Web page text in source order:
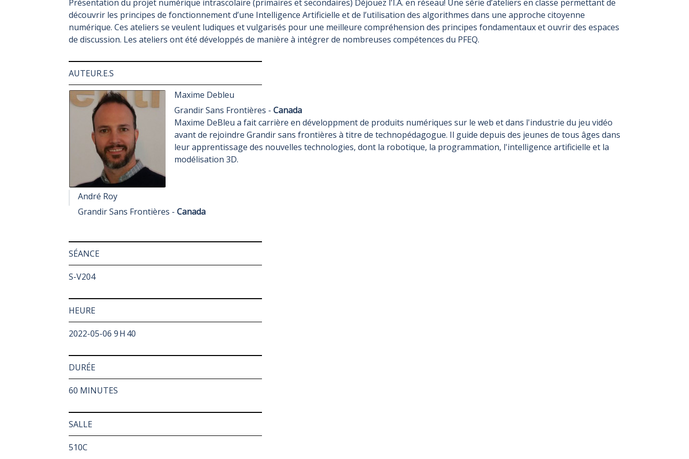
Présentation du projet numérique intrascolaire (primaires et secondaires) Déjouez l'I.A. en réseau! Une série d’ateliers en classe permettant de
découvrir les principes de fonctionnement d’une Intelligence Artificielle et de l’utilisation des algorithmes dans une approche citoyenne
numérique. Ces ateliers se veulent ludiques et vulgarisés pour une meilleure compréhension des principes fondamentaux et ouvrir des espaces
de discussion. Les ateliers ont été développés de manière à intégrer de nombreuses compétences du PFEQ.
AUTEUR.E.S
Maxime Debleu
Grandir Sans Frontières - Canada
Maxime DeBleu a fait carrière en développment de produits numériques sur le web et dans l'industrie du jeu vidéo
avant de rejoindre Grandir sans frontières à titre de technopédagogue. Il guide depuis des jeunes de tous âges dans
leur apprentissage des nouvelles technologies, dont la robotique, la programmation, l'intelligence artificielle et la
modélisation 3D.
André Roy
Grandir Sans Frontières - Canada
SÉANCE
S-V204
HEURE
2022-05-06 9 H 40
DURÉE
60 MINUTES
SALLE
510C